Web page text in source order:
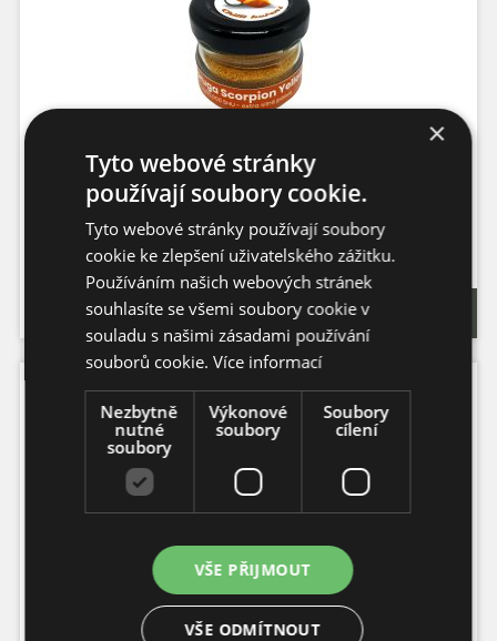
Moruga Scorpion Yellow chilli prášek
Balení: 10g
Pálivost: 1,200.000 SHU
Capsicum Chinenses
110,- Kč
Bhut Jolokia Red chilli prášek
×
Tyto webové stránky
používají soubory cookie.
Tyto webové stránky používají soubory
cookie ke zlepšení uživatelského zážitku.
Používáním našich webových stránek
souhlasíte se všemi soubory cookie v
souladu s našimi zásadami používání
souborů cookie.Více informací
Nezbytně
nutné
soubory
Výkonové
soubory
Soubory
cílení
VŠE PŘIJMOUT
VŠE ODMÍTNOUT